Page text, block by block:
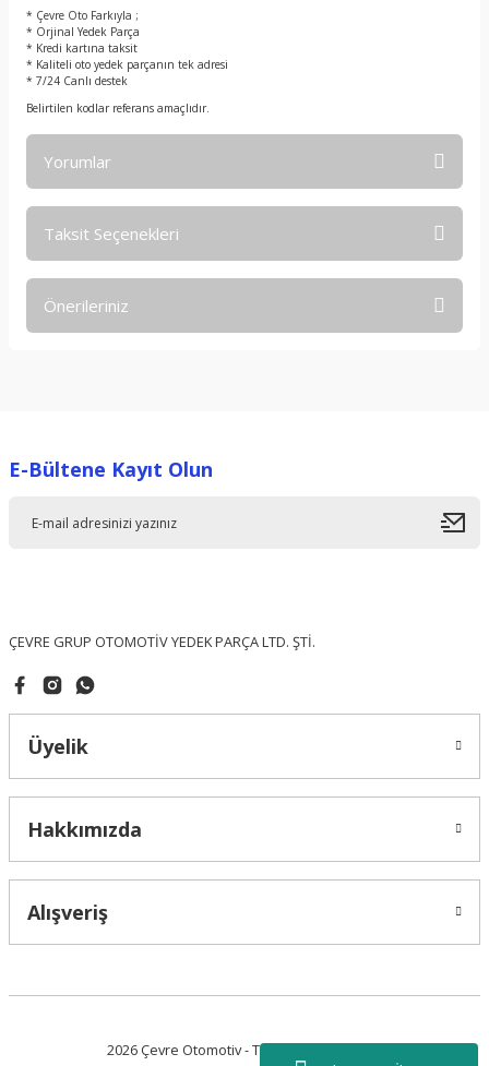
* Çevre Oto Farkıyla ;
* Orjinal Yedek Parça
* Kredi kartına taksit
* Kaliteli oto yedek parçanın tek adresi
* 7/24 Canlı destek
Belirtilen kodlar referans amaçlıdır.
Yorumlar
Taksit Seçenekleri
Önerileriniz
Ürün resmi kalitesiz, bozuk veya görüntülenemiyor.
E-Bültene Kayıt Olun
ÇEVRE GRUP OTOMOTİV YEDEK PARÇA LTD. ŞTİ.
Üyelik
Hakkımızda
Alışveriş
2026 Çevre Otomotiv - Tüm Hakları Saklıdır.